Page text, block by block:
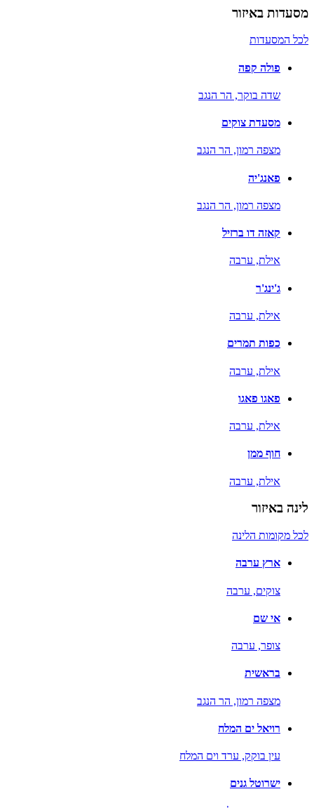
מסעדות באיזור
לכל המסעדות
פולה קפה
שדה בוקר, הר הנגב
מסעדת צוקים
מצפה רמון, הר הנגב
פאנג'יה
מצפה רמון, הר הנגב
קאזה דו ברזיל
אילת, ערבה
ג'ינג'ר
אילת, ערבה
כפות תמרים
אילת, ערבה
פאגו פאגו
אילת, ערבה
חוף ממן
אילת, ערבה
לינה באיזור
לכל מקומות הלינה
ארץ ערבה
צוקים, ערבה
אי שם
צופר, ערבה
בראשית
מצפה רמון, הר הנגב
רויאל ים המלח
עין בוקק, ערד וים המלח
ישרוטל גנים